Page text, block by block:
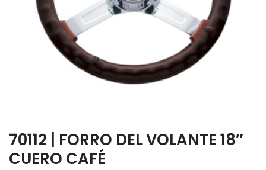
70112 | FORRO DEL VOLANTE 18″
CUERO CAFÉ